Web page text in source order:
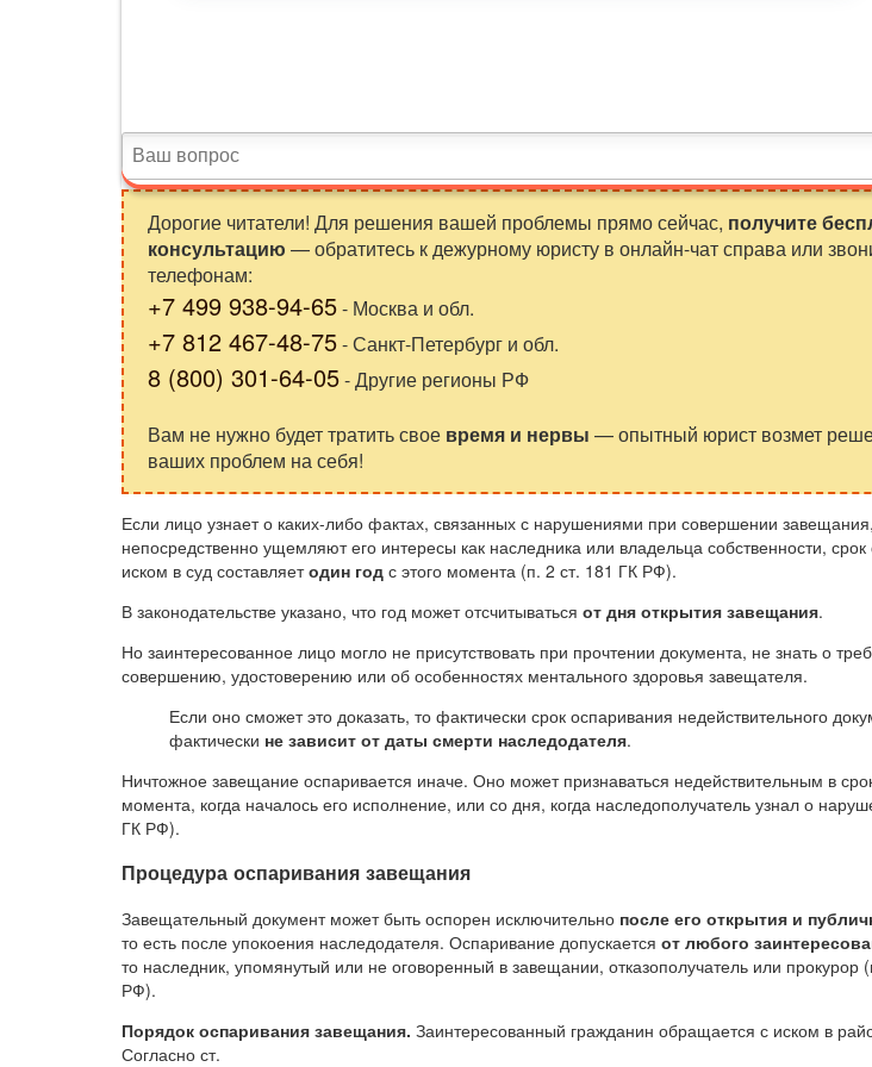
Дорогие читатели! Для решения вашей проблемы прямо сейчас, получите
консультацию — обратитесь к дежурному юристу в онлайн-чат справа или
телефонам:
+7 499 938-94-65- Москва и обл.
+7 812 467-48-75- Санкт-Петербург и обл.
8 (800) 301-64-05- Другие регионы РФ
Вам не нужно будет тратить свое время и нервы — опытный юрист возмет
ваших проблем на себя!
Если лицо узнает о каких-либо фактах, связанных с нарушениями при совершении
непосредственно ущемляют его интересы как наследника или владельца собственности,
иском в суд составляетодин год с этого момента (п. 2 ст. 181 ГК РФ).
В законодательстве указано, что год может отсчитываться от дня открытия завещания.
Но заинтересованное лицо могло не присутствовать при прочтении документа, не знать о
совершению, удостоверению или об особенностях ментального здоровья завещателя.
Если оно сможет это доказать, то фактически срок оспаривания недействительного
фактически не зависит от даты смерти наследодателя.
Ничтожное завещание оспаривается иначе. Оно может признаваться недействительным в
момента, когда началось его исполнение, или со дня, когда наследополучатель узнал о
ГК РФ).
Процедура оспаривания завещания
Завещательный документ может быть оспорен исключительно после его открытия и
то есть после упокоения наследодателя. Оспаривание допускается от любого
то наследник, упомянутый или не оговоренный в завещании, отказополучатель или прокурор
РФ).
Порядок оспаривания завещания. Заинтересованный гражданин обращается с иском в
Согласно ст.